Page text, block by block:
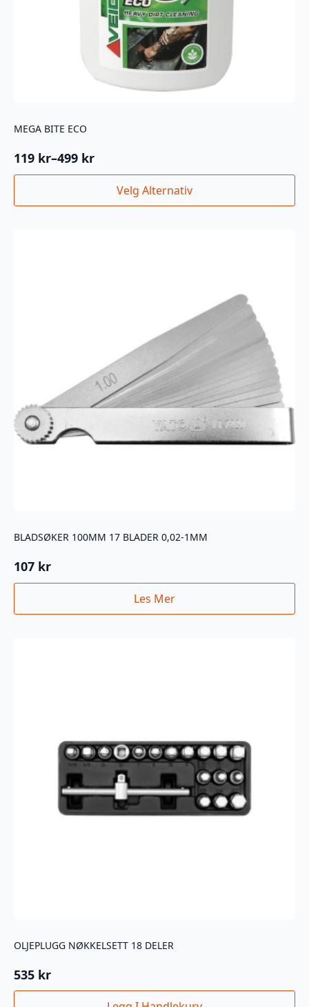
MEGA BITE ECO
119 kr–499 kr
Prisområde:
119 kr
499 kr
Velg Alternativ
Dette
BLADSØKER 100MM 17 BLADER 0,02-1MM
107 kr
Les Mer
OLJEPLUGG NØKKELSETT 18 DELER
535 kr